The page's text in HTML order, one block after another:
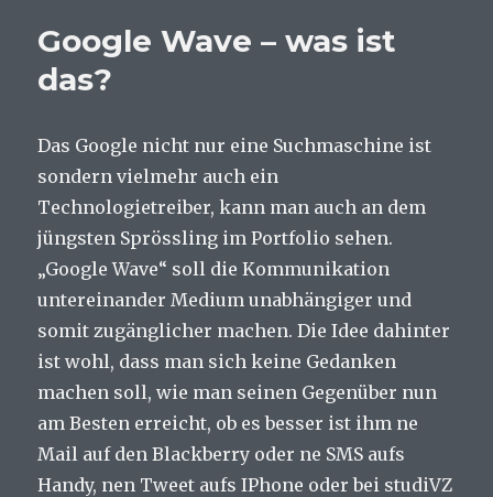
Google Wave – was ist
das?
Das Google nicht nur eine Suchmaschine ist
sondern vielmehr auch ein
Technologietreiber, kann man auch an dem
jüngsten Sprössling im Portfolio sehen.
„Google Wave“ soll die Kommunikation
untereinander Medium unabhängiger und
somit zugänglicher machen. Die Idee dahinter
ist wohl, dass man sich keine Gedanken
machen soll, wie man seinen Gegenüber nun
am Besten erreicht, ob es besser ist ihm ne
Mail auf den Blackberry oder ne SMS aufs
Handy, nen Tweet aufs IPhone oder bei studiVZ